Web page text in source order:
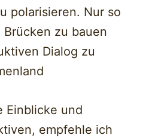
polarisieren. Nur so
zu bauen
Dialog zu
Einblicke und
empfehle ich